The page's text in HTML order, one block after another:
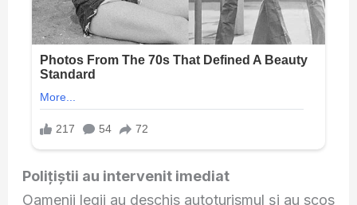
Polițiștii au intervenit imediat
Oamenii legii au deschis autoturismul și au scos